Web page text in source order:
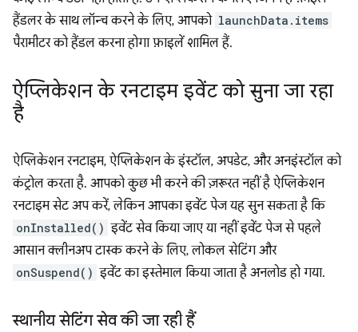
हैंडलर के साथ लॉन्च करने के लिए, आपको launchData.items
पैरामीटर को हैंडल करना होगा फ़ाइलें शामिल हैं.
ऐप्लिकेशन के रनटाइम इवेंट को सुना जा रहा
है
ऐप्लिकेशन रनटाइम, ऐप्लिकेशन के इंस्टॉल, अपडेट, और अनइंस्टॉल को
कंट्रोल करता है. आपको कुछ भी करने की ज़रूरत नहीं है ऐप्लिकेशन
रनटाइम सेट अप करें, लेकिन आपका इवेंट पेज यह सुन सकता है कि
onInstalled() इवेंट सेव किया जाए या नहीं इवेंट पेज से पहले
आसान क्लीनअप टास्क करने के लिए, लोकल सेटिंग और
onSuspend() इवेंट का इस्तेमाल किया जाता है अनलोड हो गया.
स्थानीय सेटिंग सेव की जा रही हैं